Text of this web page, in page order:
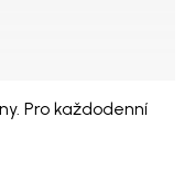
Pro každodenní